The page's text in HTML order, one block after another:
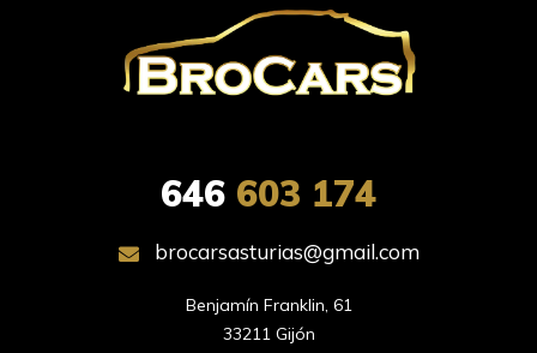
646 603 174
brocarsasturias@gmail.com
Benjamín Franklin, 61
33211 Gijón